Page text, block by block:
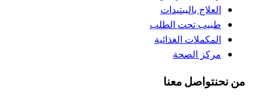
العلاج بالببتيدات
طبيب تحت الطلب
المكملات الغذائية
مركز الصحة
من نحنتواصل معنا